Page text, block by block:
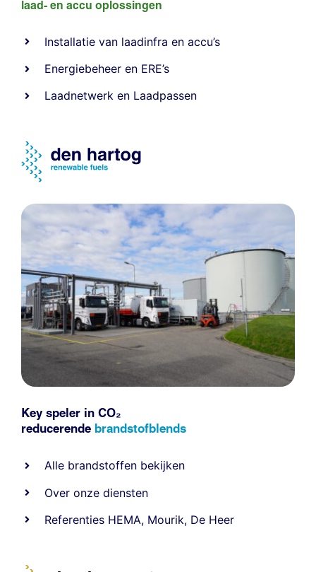
laad- en accu oplossingen
Installatie van laadinfra en accu’s
Energiebeheer en ERE’s
Laadnetwerk en Laadpassen
Key speler in CO₂
reducerende brandstofblends
Alle brandstoffen bekijken
Over onze diensten
Referenties HEMA, Mourik, De Heer